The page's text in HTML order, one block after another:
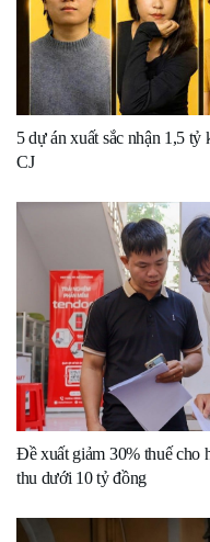
5 dự án xuất sắc nhận 1,5
CJ
Đề xuất giảm 30% thuế cho
thu dưới 10 tỷ đồng